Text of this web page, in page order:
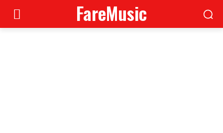
FareMusic